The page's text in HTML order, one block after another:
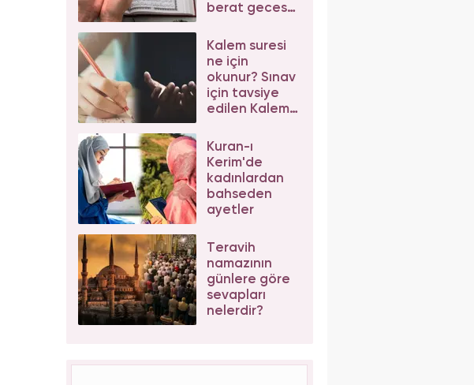
berat gecesi
Berat namazı
kılınışı
Kalem suresi
ne için
okunur? Sınav
için tavsiye
edilen Kalem
okunuşu ve
anlamı
Kuran-ı
Kerim'de
kadınlardan
bahseden
ayetler
Teravih
namazının
günlere göre
sevapları
nelerdir?